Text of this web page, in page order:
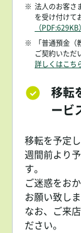
※ 法人のお客さ
を受け付けて
（PDF:629KB）
※
「普通預金
ご契約いただ
詳しくはこち
移転
ービ
移転を予定
週間前より
す。
ご迷惑をお
お願い致しま
なお、ご来
ださい。